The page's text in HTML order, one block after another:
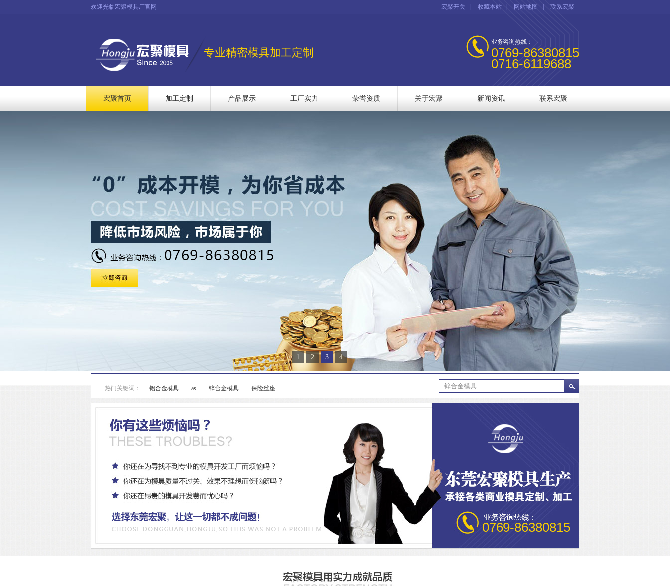
欢迎光临宏聚模具厂官网 宏聚开关 收藏本站 网站地图 联系宏聚
专业精密模具加工定制
业务咨询热线：
0769-86380815
0716-6119688
宏聚首页 加工定制 产品展示 工厂实力 荣誉资质 关于宏聚 新闻资讯 联系宏聚
1 2 3 4
热门关键词： 铝合金模具 as 锌合金模具 保险丝座
0769-86380815